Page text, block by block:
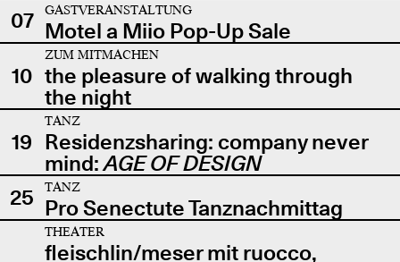
07
GASTVERANSTALTUNG
Motel a Miio Pop-Up Sale
10
ZUM MITMACHEN
the pleasure of walking through
the night
19
TANZ
Residenzsharing: company never
mind:AGE OF DESIGN
25
TANZ
Pro Senectute Tanznachmittag
THEATER
fleischlin/meser mit ruocco,